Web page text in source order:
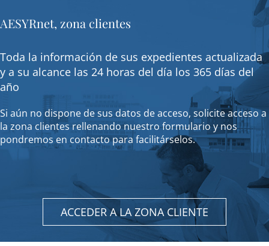
AESYRnet, zona clientes
Toda la información de sus expedientes actualizada
y a su alcance las 24 horas del día los 365 días del
año
Si aún no dispone de sus datos de acceso, solicite acceso a
la zona clientes rellenando nuestro formulario y nos
pondremos en contacto para facilitárselos.
ACCEDER A LA ZONA CLIENTE